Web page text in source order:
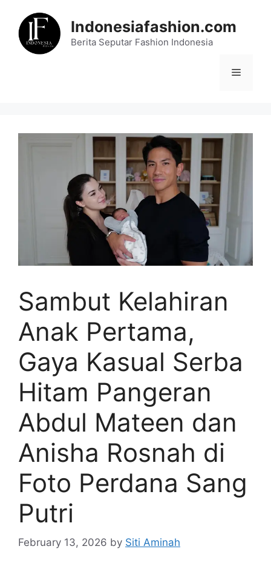
content
Indonesiafashion.com
Berita Seputar Fashion Indonesia
Menu
Sambut Kelahiran
Anak Pertama,
Gaya Kasual Serba
Hitam Pangeran
Abdul Mateen dan
Anisha Rosnah di
Foto Perdana Sang
Putri
February 13, 2026 by Siti Aminah